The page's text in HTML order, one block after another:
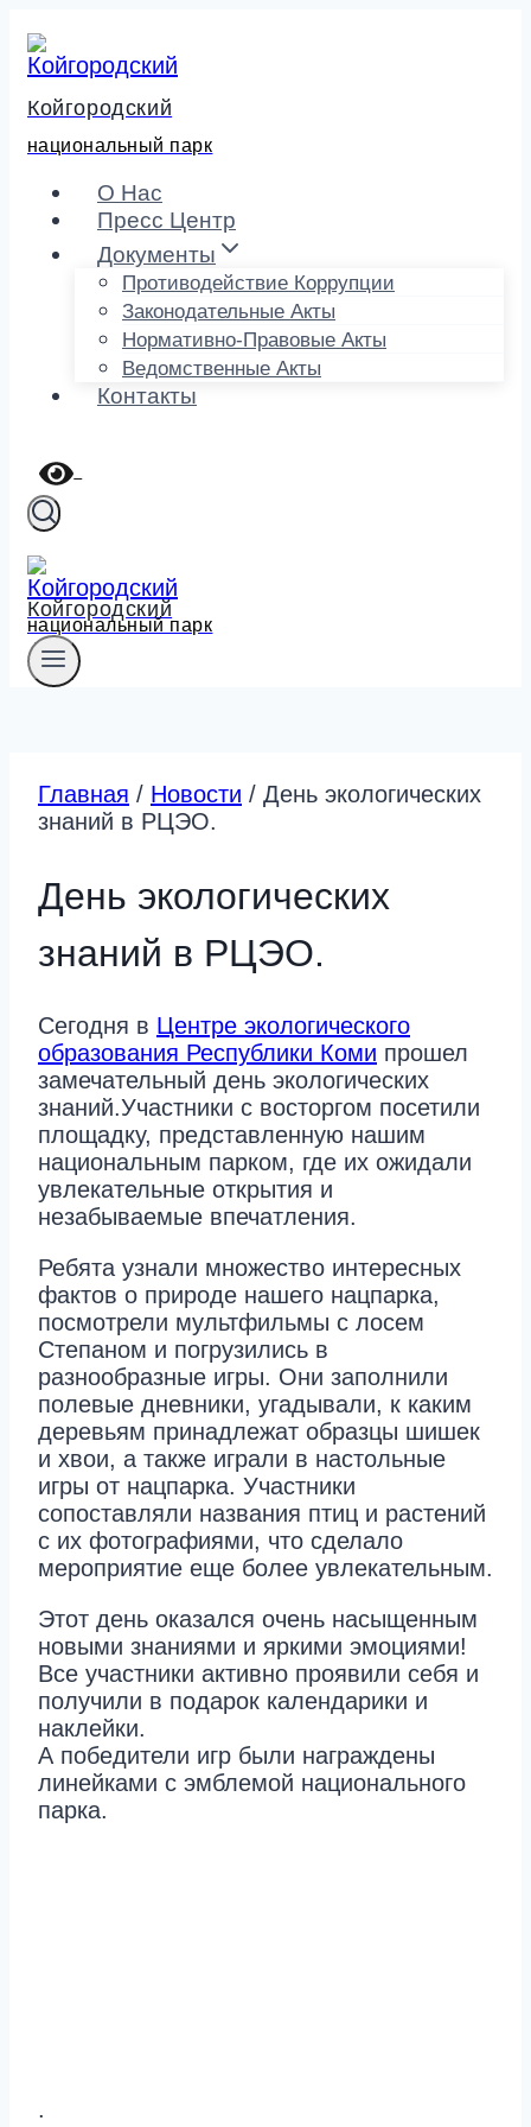
содержимому
Койгородский
национальный парк
О Нас
Пресс Центр
Документы
Противодействие Коррупции
Законодательные Акты
Нормативно-Правовые Акты
Ведомственные Акты
Контакты
Койгородский
национальный парк
Главная / Новости / День экологических
знаний в РЦЭО.
День экологических
знаний в РЦЭО.
Сегодня в Центре экологического
образования Республики Коми прошел
замечательный день экологических
знаний.Участники с восторгом посетили
площадку, представленную нашим
национальным парком, где их ожидали
увлекательные открытия и
незабываемые впечатления.
Ребята узнали множество интересных
фактов о природе нашего нацпарка,
посмотрели мультфильмы с лосем
Степаном и погрузились в
разнообразные игры. Они заполнили
полевые дневники, угадывали, к каким
деревьям принадлежат образцы шишек
и хвои, а также играли в настольные
игры от нацпарка. Участники
сопоставляли названия птиц и растений
с их фотографиями, что сделало
мероприятие еще более увлекательным.
Этот день оказался очень насыщенным
новыми знаниями и яркими эмоциями!
Все участники активно проявили себя и
получили в подарок календарики и
наклейки.
А победители игр были награждены
линейками с эмблемой национального
парка.
.